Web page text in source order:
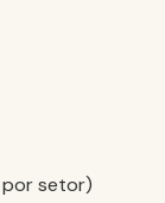
por setor)